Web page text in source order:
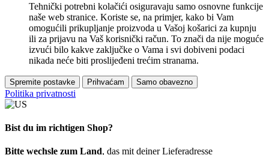
Tehnički potrebni kolačići osiguravaju samo osnovne funkcije
naše web stranice. Koriste se, na primjer, kako bi Vam
omogućili prikupljanje proizvoda u Vašoj košarici za kupnju
ili za prijavu na Vaš korisnički račun. To znači da nije moguće
izvući bilo kakve zaključke o Vama i svi dobiveni podaci
nikada neće biti proslijeđeni trećim stranama.
Spremite postavke Prihvaćam Samo obavezno
Politika privatnosti
Bist du im richtigen Shop?
Bitte wechsle zum Land, das mit deiner Lieferadresse